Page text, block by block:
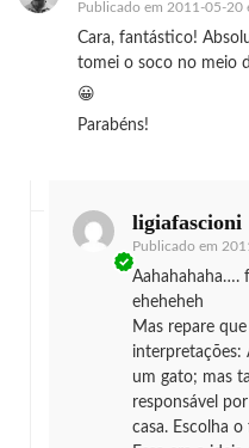
Publicado em 2011-05-20
Cara, fantástico!
tomei o soco no meio
😀
Parabéns!
ligiafascioni
Publicado em
Aahahahaha….
eheheheh
Mas repare
interpretações:
um gato; mas
responsável
casa. Escolha